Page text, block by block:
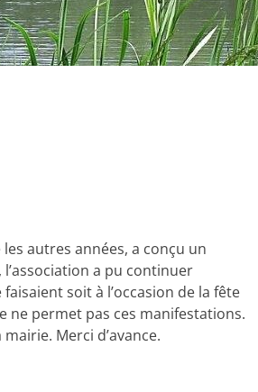
autres années, a conçu un
a pu continuer
soit à l’occasion de la fête
ne permet pas ces manifestations.
Merci d’avance.